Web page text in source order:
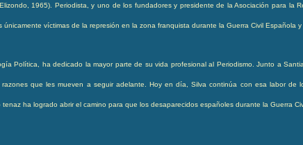
1965). Periodista, y uno de los fundadores y presidente de la Asociación para la
únicamente víctimas de la represión en la zona franquista durante la Guerra Civil Española y
Política, ha dedicado la mayor parte de su vida profesional al Periodismo.Junto a
razones que les mueven a seguir adelante. Hoy en día, Silva continúa con esa labor
ha logrado abrir el camino para que los desaparecidos españoles durante la Guerra